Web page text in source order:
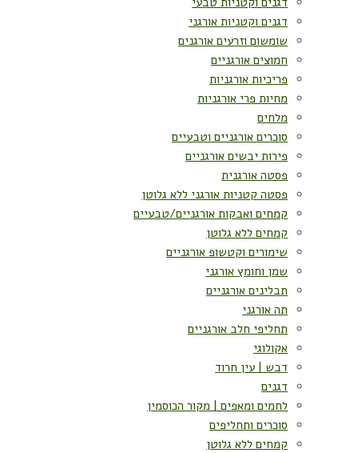
דגנים וקטניות אורגני
שומשום וזרעים אורגנים
חמוצים אורגניים
פריכיות אורגניות
מחיות פרי אורגניות
מלחים
סוכרים אורגניים וטבעיים
פירות יבשים אורגניים
פסטה אורגנית
פסטה קטניות אורגני ללא גלוטן
קמחים ואבקות אורגניים/טבעיים
קמחים ללא גלוטן
שימורים וקטשופ אורגניים
שמן וחומץ אורגני
תבלינים אורגניים
תה אורגני
תחליפי חלב אורגניים
אקולוגי
דבש | עין חרוד
דגנים
לחמים ומאפים | מקור הכוסמין
סוכרים ותחליפים
קמחים ללא גלוטן